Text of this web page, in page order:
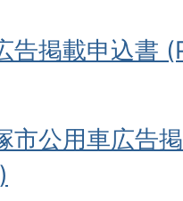
告掲載申込書
市公用車広告